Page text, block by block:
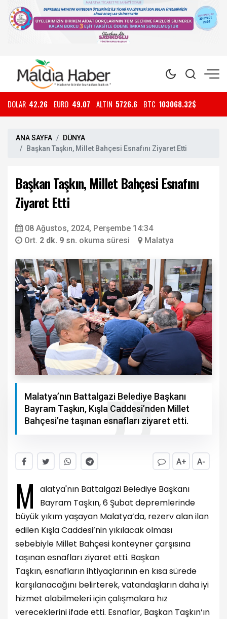
DOLAR 42.26 EURO 49.07 ALTIN 5726.6 BTC 103068.32$
ANA SAYFA
DÜNYA
Başkan Taşkın, Millet Bahçesi Esnafını Ziyaret Etti
Başkan Taşkın, Millet Bahçesi Esnafını
Ziyaret Etti
08 Ağustos, 2024, Perşembe 14:34
Ort. 2 dk. 9 sn. okuma süresi Malatya
Malatya’nın Battalgazi Belediye Başkanı
Bayram Taşkın, Kışla Caddesi’nden Millet
Bahçesi’ne taşınan esnafları ziyaret etti.
A+ A-
M
alatya'nın Battalgazi Belediye Başkanı
Bayram Taşkın, 6 Şubat depremlerinde
büyük yıkım yaşayan Malatya’da, rezerv alan ilan
edilen Kışla Caddesi’nin yıkılacak olması
sebebiyle Millet Bahçesi konteyner çarşısına
taşınan esnafları ziyaret etti. Başkan
Taşkın, esnafların ihtiyaçlarının en kısa sürede
karşılanacağını belirterek, vatandaşların daha iyi
hizmet alabilmeleri için çalışmalara hız
vereceklerini ifade etti. Esnaflar, Başkan Taşkın’ın